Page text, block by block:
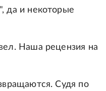
да и некоторые
Наша рецензия на
Судя по